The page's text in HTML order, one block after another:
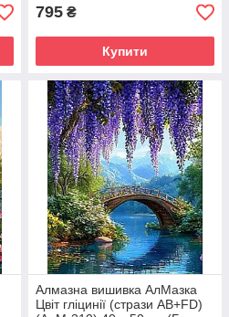
795 ₴
Купити
Алмазна вишивка АлМазка
Цвіт гліцинії (стрази AB+FD)